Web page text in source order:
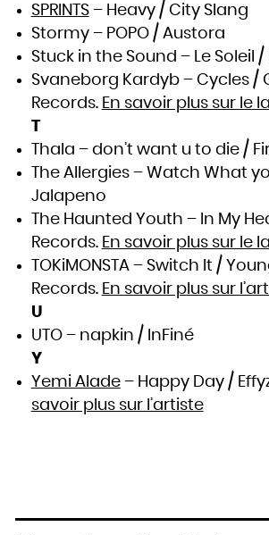
SPRINTS– Heavy / City Slang
Stormy – POPO / Austora
Stuck in the Sound – Le Soleil
Svaneborg Kardyb – Cycles /
Records. En savoir plus sur le
T
Thala – don’t want u to die /
The Allergies – Watch What
Jalapeno
The Haunted Youth – In My
Records. En savoir plus sur le
TOKiMONSTA – Switch It /
Records. En savoir plus sur
U
UTO – napkin / InFiné
Y
Yemi Alade– Happy Day /
savoir plus sur l’artiste